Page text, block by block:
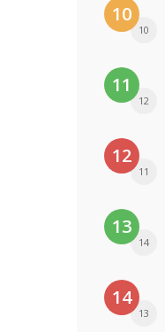
10
10
11
12
12
11
13
14
14
13